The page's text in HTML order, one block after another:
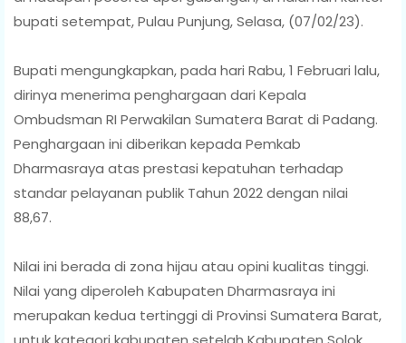
bupati setempat, Pulau Punjung, Selasa, (07/02/23).
Bupati mengungkapkan, pada hari Rabu, 1 Februari lalu,
dirinya menerima penghargaan dari Kepala
Ombudsman RI Perwakilan Sumatera Barat di Padang.
Penghargaan ini diberikan kepada Pemkab
Dharmasraya atas prestasi kepatuhan terhadap
standar pelayanan publik Tahun 2022 dengan nilai
88,67.
Nilai ini berada di zona hijau atau opini kualitas tinggi.
Nilai yang diperoleh Kabupaten Dharmasraya ini
merupakan kedua tertinggi di Provinsi Sumatera Barat,